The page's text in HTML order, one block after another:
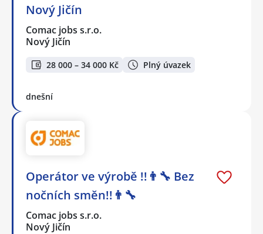
Nový Jičín
Comac jobs s.r.o.
Nový Jičín
28 000 – 34 000 Kč Plný úvazek
dnešní
Operátor ve výrobě !!👨‍🔧 Bez
nočních směn!!👨‍🔧
Comac jobs s.r.o.
Nový Jičín